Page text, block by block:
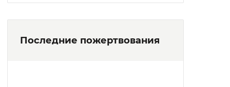
Последние пожертвования